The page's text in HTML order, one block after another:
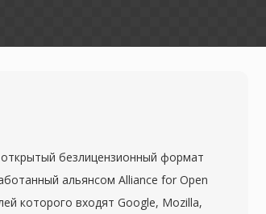
безлицензионный формат
альянсом Alliance for Open
которого входят Google, Mozilla,